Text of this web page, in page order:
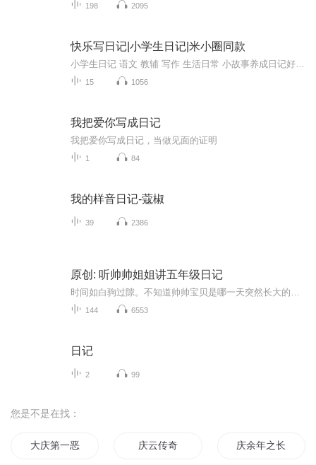
198 2095
快乐写日记|小学生日记|米小圈同款
15 1056
我把爱你写成日记
我把爱你写成日记，当做见面的证明
1 84
我的样音日记-蔻椒
39 2386
原创: 听帅帅姐姐讲五年级日记
144 6553
日记
2 99
您是不是在找：
大庆第一恶 庆云传奇 庆余年之长歌行